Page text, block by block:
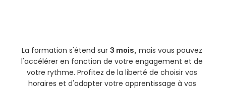
La formation s'étend sur 3 mois, mais vous pouvez
l'accélérer en fonction de votre engagement et de
votre rythme. Profitez de la liberté de choisir vos
horaires et d'adapter votre apprentissage à vos